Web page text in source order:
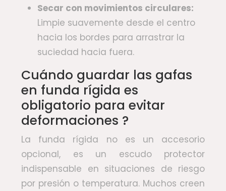
Secar con movimientos circulares:
Limpie suavemente desde el centro
hacia los bordes para arrastrar la
suciedad hacia fuera.
Cuándo guardar las gafas
en funda rígida es
obligatorio para evitar
deformaciones ?
La funda rígida no es un accesorio
opcional, es un escudo protector
indispensable en situaciones de riesgo
por presión o temperatura. Muchos creen